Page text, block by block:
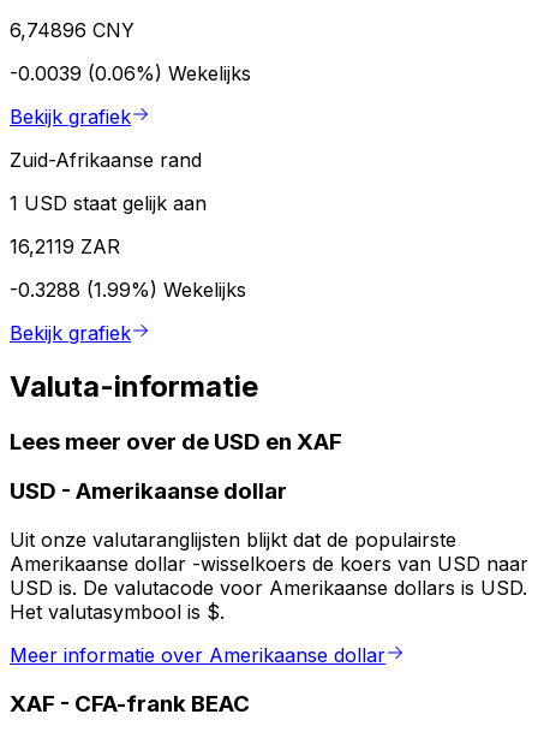
6,74896 CNY
-0.0039 (0.06%) Wekelijks
Bekijk grafiek
Zuid-Afrikaanse rand
1 USD staat gelijk aan
16,2119 ZAR
-0.3288 (1.99%) Wekelijks
Bekijk grafiek
Valuta-informatie
Lees meer over de USD en XAF
USD - Amerikaanse dollar
Uit onze valutaranglijsten blijkt dat de populairste
Amerikaanse dollar -wisselkoers de koers van USD naar
USD is. De valutacode voor Amerikaanse dollars is USD.
Het valutasymbool is $.
Meer informatie over Amerikaanse dollar
XAF - CFA-frank BEAC